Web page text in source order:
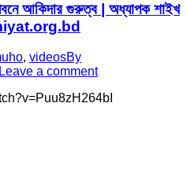
আকিদার গুরুত্ব | অধ্যাপক শাইখ
, videosBy
Leave a comment